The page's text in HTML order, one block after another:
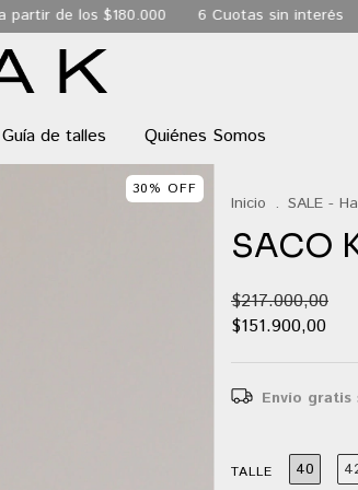
6 Cuotas sin interés Envio Express de 24
Guía de talles Quiénes Somos
30% OFF
Inicio . SALE -
SACO
$217.000,00
$151.900,00
Envío gratis
TALLE 40